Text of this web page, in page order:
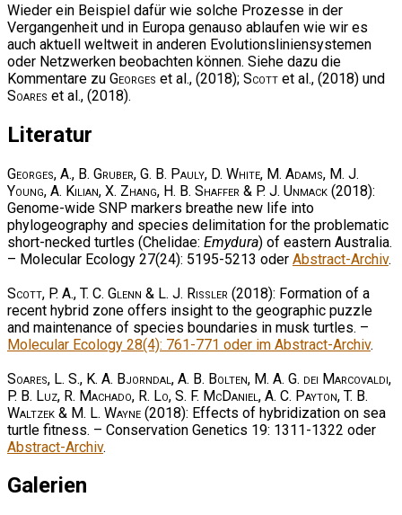
Wieder ein Beispiel dafür wie solche Prozesse in der
Vergangenheit und in Europa genauso ablaufen wie wir es
auch aktuell weltweit in anderen Evolutionsliniensystemen
oder Netzwerken beobachten können. Siehe dazu die
Kommentare zu Georges et al., (2018); Scott et al., (2018) und
Soares et al., (2018).
Literatur
Georges, A., B. Gruber, G. B. Pauly, D. White, M. Adams, M. J.
Young, A. Kilian, X. Zhang, H. B. Shaffer & P. J. Unmack (2018):
Genome-wide SNP markers breathe new life into
phylogeography and species delimitation for the problematic
short-necked turtles (Chelidae: Emydura) of eastern Australia.
– Molecular Ecology 27(24): 5195-5213 oder Abstract-Archiv.
Scott, P. A., T. C. Glenn & L. J. Rissler (2018): Formation of a
recent hybrid zone offers insight to the geographic puzzle
and maintenance of species boundaries in musk turtles. –
Molecular Ecology 28(4): 761-771 oder im Abstract-Archiv.
Soares, L. S., K. A. Bjorndal, A. B. Bolten, M. A. G. dei Marcovaldi,
P. B. Luz, R. Machado, R. Lo, S. F. McDaniel, A. C. Payton, T. B.
Waltzek & M. L. Wayne (2018): Effects of hybridization on sea
turtle fitness. – Conservation Genetics 19: 1311-1322 oder
Abstract-Archiv.
Galerien